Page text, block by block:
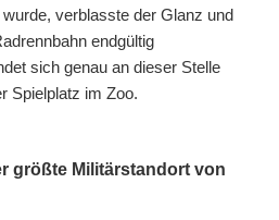
verblasste der Glanz und
endgültig
sich genau an dieser Stelle
Spielplatz im Zoo.
größte Militärstandort von